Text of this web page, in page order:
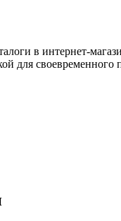
в интернет-
для своевременного